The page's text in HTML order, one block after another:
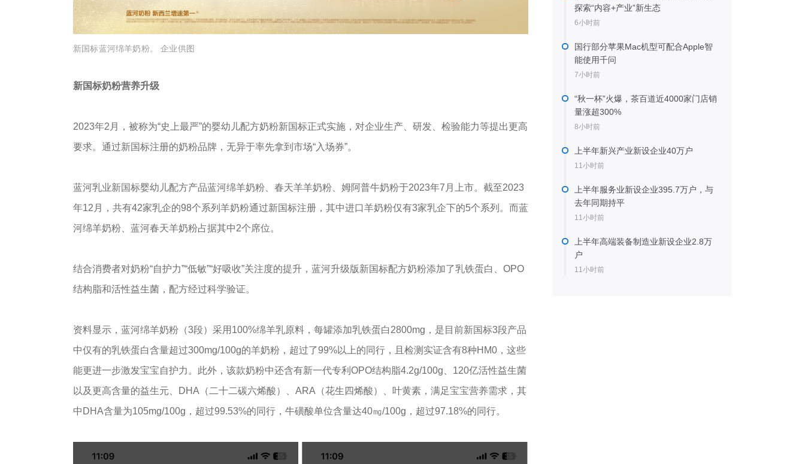
新国标蓝河绵羊奶粉。 企业供图
新国标奶粉营养升级
2023年2月，被称为“史上最严”的婴幼儿配方奶粉新国标正式实施，对企业生产、研发、检验能力等提出更高
要求。通过新国标注册的奶粉品牌，无异于率先拿到市场“入场券”。
蓝河乳业新国标婴幼儿配方产品蓝河绵羊奶粉、春天羊羊奶粉、姆阿普牛奶粉于2023年7月上市。截至2023
年12月，共有42家乳企的98个系列羊奶粉通过新国标注册，其中进口羊奶粉仅有3家乳企下的5个系列。而蓝
河绵羊奶粉、蓝河春天羊奶粉占据其中2个席位。
结合消费者对奶粉“自护力”“低敏”“好吸收”关注度的提升，蓝河升级版新国标配方奶粉添加了乳铁蛋白、OPO
结构脂和活性益生菌，配方经过科学验证。
资料显示，蓝河绵羊奶粉（3段）采用100%绵羊乳原料，每罐添加乳铁蛋白2800mg，是目前新国标3段产品
中仅有的乳铁蛋白含量超过300mg/100g的羊奶粉，超过了99%以上的同行，且检测实证含有8种HM0，这些
能更进一步激发宝宝自护力。此外，该款奶粉中还含有新一代专利OPO结构脂4.2g/100g、120亿活性益生菌
以及更高含量的益生元、DHA（二十二碳六烯酸）、ARA（花生四烯酸）、叶黄素，满足宝宝营养需求，其
中DHA含量为105mg/100g，超过99.53%的同行，牛磺酸单位含量达40㎎/100g，超过97.18%的同行。
探索“内容+产业”新生态
6小时前
国行部分苹果Mac机型可配合Apple智
能使用千问
7小时前
“秋一杯”火爆，茶百道近4000家门店销
量涨超300%
8小时前
上半年新兴产业新设企业40万户
11小时前
上半年服务业新设企业395.7万户，与
去年同期持平
11小时前
上半年高端装备制造业新设企业2.8万
户
11小时前